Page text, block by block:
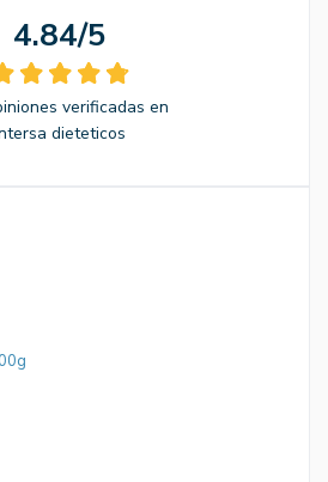
4.84/5
verificadas en
dieteticos